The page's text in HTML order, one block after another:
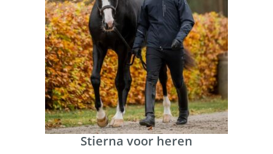
Stierna voor heren